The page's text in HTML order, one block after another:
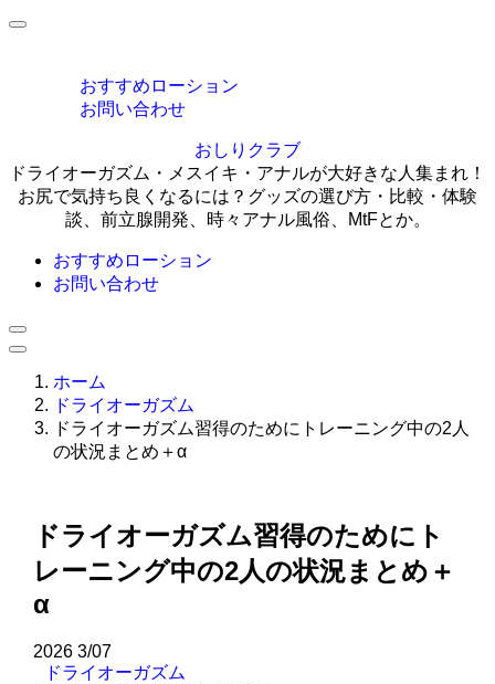
おすすめローション
お問い合わせ
おしりクラブ
ドライオーガズム・メスイキ・アナルが大好きな人集まれ！
お尻で気持ち良くなるには？グッズの選び方・比較・体験
談、前立腺開発、時々アナル風俗、MtFとか。
おすすめローション
お問い合わせ
ホーム
ドライオーガズム
ドライオーガズム習得のためにトレーニング中の2人
の状況まとめ＋α
ドライオーガズム習得のためにト
レーニング中の2人の状況まとめ＋
α
2026 3/07
ドライオーガズム